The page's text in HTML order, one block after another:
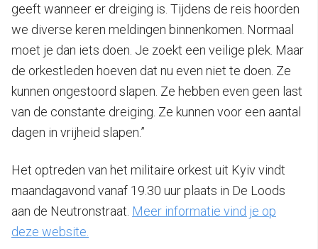
geeft wanneer er dreiging is. Tijdens de reis hoorden
we diverse keren meldingen binnenkomen. Normaal
moet je dan iets doen. Je zoekt een veilige plek. Maar
de orkestleden hoeven dat nu even niet te doen. Ze
kunnen ongestoord slapen. Ze hebben even geen last
van de constante dreiging. Ze kunnen voor een aantal
dagen in vrijheid slapen.”
Het optreden van het militaire orkest uit Kyiv vindt
maandagavond vanaf 19.30 uur plaats in De Loods
aan de Neutronstraat. Meer informatie vind je op
deze website.